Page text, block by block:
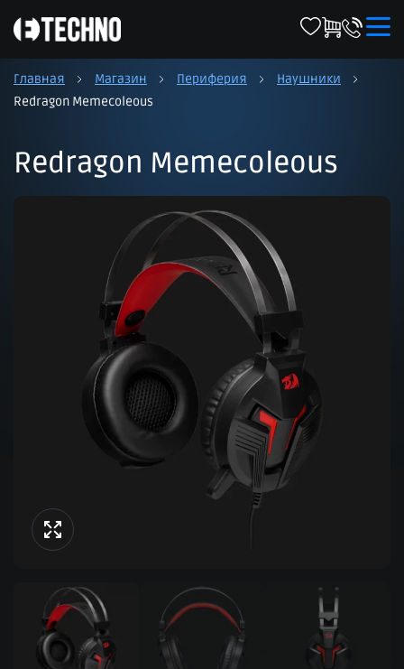
Главная Магазин Периферия
Наушники
Redragon Memecoleous
Redragon Memecoleous